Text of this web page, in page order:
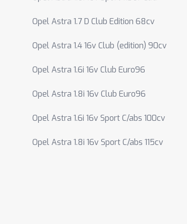
Opel Astra 1.7 D Club Edition 68cv
Opel Astra 1.4 16v Club (edition) 90cv
Opel Astra 1.6i 16v Club Euro96
Opel Astra 1.8i 16v Club Euro96
Opel Astra 1.6i 16v Sport C/abs 100cv
Opel Astra 1.8i 16v Sport C/abs 115cv